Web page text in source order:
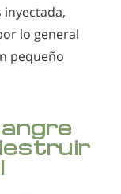
lo general
pequeño